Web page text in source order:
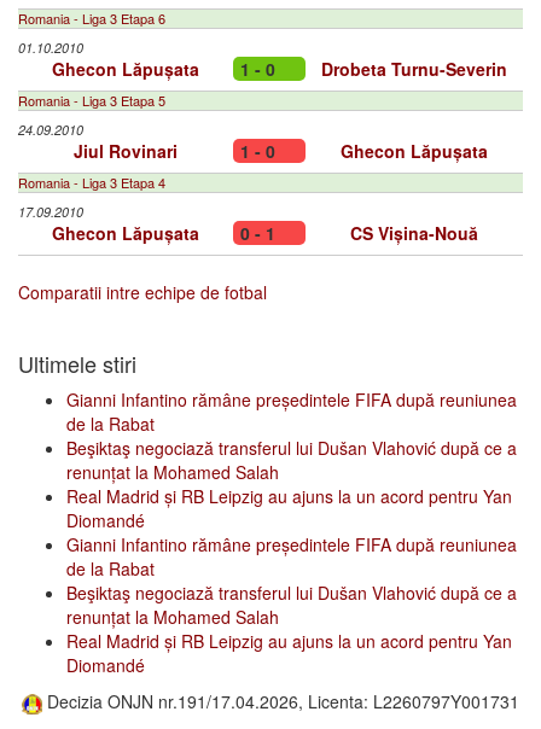
Romania - Liga 3 Etapa 6
01.10.2010
Ghecon Lăpușata 1 - 0 Drobeta Turnu-Severin
Romania - Liga 3 Etapa 5
24.09.2010
Jiul Rovinari 1 - 0 Ghecon Lăpușata
Romania - Liga 3 Etapa 4
17.09.2010
Ghecon Lăpușata 0 - 1 CS Vișina-Nouă
Comparatii intre echipe de fotbal
Ultimele stiri
Gianni Infantino rămâne președintele FIFA după reuniunea
de la Rabat
Beşiktaş negociază transferul lui Dušan Vlahović după ce a
renunțat la Mohamed Salah
Real Madrid și RB Leipzig au ajuns la un acord pentru Yan
Diomandé
Gianni Infantino rămâne președintele FIFA după reuniunea
de la Rabat
Beşiktaş negociază transferul lui Dušan Vlahović după ce a
renunțat la Mohamed Salah
Real Madrid și RB Leipzig au ajuns la un acord pentru Yan
Diomandé
Decizia ONJN nr.191/17.04.2026, Licenta: L2260797Y001731